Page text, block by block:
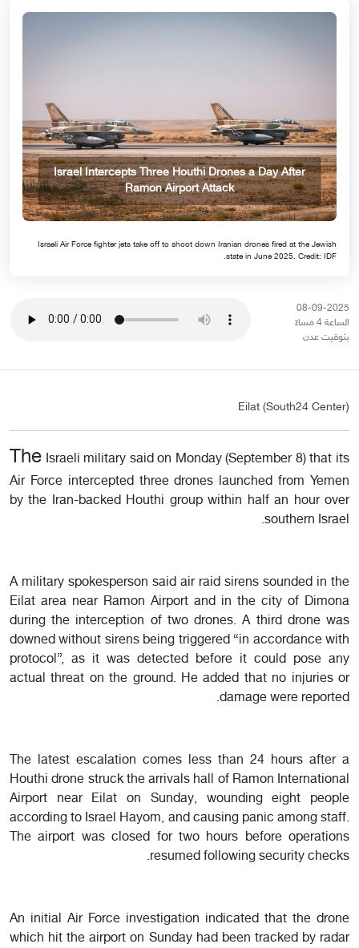
Israel Intercepts Three Houthi Drones a Day After
Ramon Airport Attack
Israeli Air Force fighter jets take off to shoot down Iranian drones fired at the Jewish
state in June 2025. Credit: IDF.
08-09-2025
الساعة 4 مساءً
بتوقيت عدن
Eilat (South24 Center)
The Israeli military said on Monday (September 8) that its
Air Force intercepted three drones launched from Yemen
by the Iran-backed Houthi group within half an hour over
southern Israel.
A military spokesperson said air raid sirens sounded in the
Eilat area near Ramon Airport and in the city of Dimona
during the interception of two drones. A third drone was
downed without sirens being triggered “in accordance with
protocol”, as it was detected before it could pose any
actual threat on the ground. He added that no injuries or
damage were reported.
The latest escalation comes less than 24 hours after a
Houthi drone struck the arrivals hall of Ramon International
Airport near Eilat on Sunday, wounding eight people
according to Israel Hayom, and causing panic among staff.
The airport was closed for two hours before operations
resumed following security checks.
An initial Air Force investigation indicated that the drone
which hit the airport on Sunday had been tracked by radar